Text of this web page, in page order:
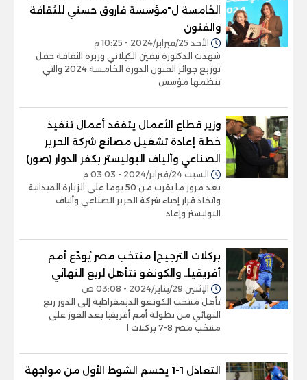
الخامسة ل"مؤسسة فاروق حسني للثقافة
والفنون
الأحد 25/فبراير/2024 - 10:25 م
شهدت الدكتورة نيفين الكيلاني وزيرة الثقافة حفل
توزيع جوائز الفنون الدورة الخامسة 2024 والتي
تنظمها مؤسس
وزير قطاع الأعمال يتفقد أعمال تنفيذ
خطة إعادة تشغيل مصانع شركة الحرير
الصناعي وألياف البوليستر بكفر الدوار (صور)
السبت 24/فبراير/2024 - 03:03 م
بعد مرور ما يقرب من 50 يوما على الزيارة الميدانية
واتخاذ قرار إحياء شركة الحرير الصناعي وألياف
البوليستر وإعاد
بركلات الترجيح| منتخب مصر يُودّع أمم
أفريقيا.. والكونغو تتأهل لربع النهائي
الإثنين 29/يناير/2024 - 03:08 ص
تأهل منتخب الكونغو الديمقراطية إلى الدور ربع
النهائي من بطولة أمم أفريقيا بعد الفوز على
منتخب مصر 8-7 بركلات ا
التعادل 1-1 يحسم الشوط الأول من مواجهة